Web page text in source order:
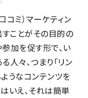
コミ）マーケティン
すことがその目的の
加を促す形で、い
人々、つまり「リン
うなコンテンツを
いえ、それは簡単